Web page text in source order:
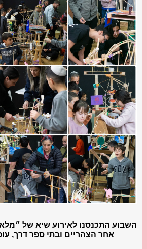
השבוע התכנסנו לאירוע שיא של
אחר הצהריים ובתי ספר דרך,